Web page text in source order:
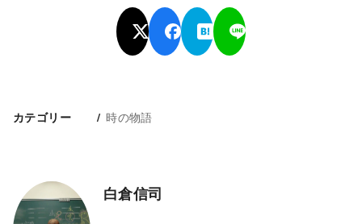
カテゴリー 時の物語
白倉信司